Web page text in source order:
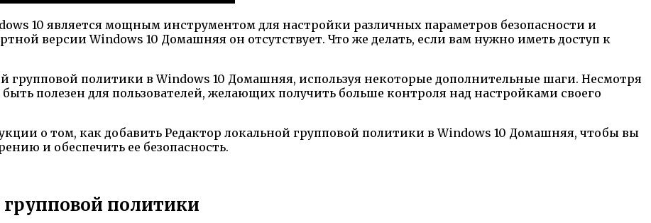
10 является мощным инструментом для настройки различных параметров безопасности и
версии Windows 10 Домашняя он отсутствует. Что же делать, если вам нужно иметь доступ к
групповой политики в Windows 10 Домашняя, используя некоторые дополнительные шаги. Несмотря
полезен для пользователей, желающих получить больше контроля над настройками своего
о том, как добавить Редактор локальной групповой политики в Windows 10 Домашняя, чтобы вы
и обеспечить ее безопасность.
групповой политики